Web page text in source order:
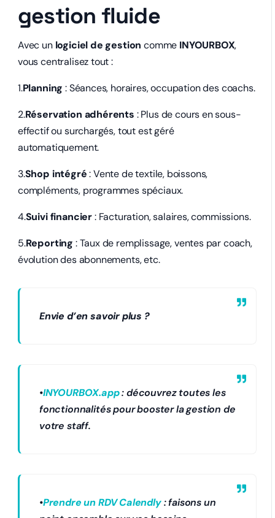
gestion fluide
Avec un logiciel de gestion comme INYOURBOX,
vous centralisez tout :
1.Planning : Séances, horaires, occupation des coachs.
2.Réservation adhérents : Plus de cours en sous-
effectif ou surchargés, tout est géré
automatiquement.
3.Shop intégré: Vente de textile, boissons,
compléments, programmes spéciaux.
4.Suivi financier: Facturation, salaires, commissions.
5.Reporting : Taux de remplissage, ventes par coach,
évolution des abonnements, etc.
Envie d’en savoir plus ?
•INYOURBOX.app: découvrez toutes les
fonctionnalités pour booster la gestion de
votre staff.
•Prendre un RDV Calendly: faisons un